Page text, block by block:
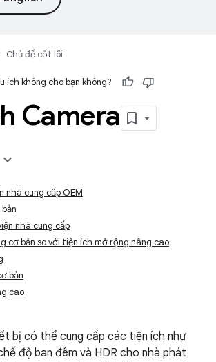
Chủ đề cốt lõi
ích không cho bạn không?
Camera
nhà cung cấp OEM
nhà cung cấp
cơ bản so với tiện ích mở rộng nâng cao
bản
cao
bị có thể cung cấp các tiện ích như
độ ban đêm và HDR cho nhà phát